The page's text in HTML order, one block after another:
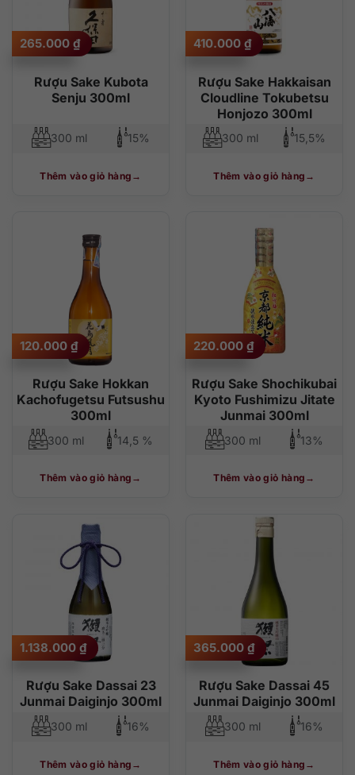
Rượu Sake Kubota
Senju 300ml
265.000 ₫
300 ml 15%
Thêm vào giỏ hàng
Rượu Sake Hakkaisan
Cloudline Tokubetsu
Honjozo 300ml
410.000 ₫
300 ml 15,5%
Thêm vào giỏ hàng
Rượu Sake Hokkan
Kachofugetsu Futsushu
300ml
120.000 ₫
300 ml 14,5 %
Thêm vào giỏ hàng
Rượu Sake Shochikubai
Kyoto Fushimizu Jitate
Junmai 300ml
220.000 ₫
300 ml 13%
Thêm vào giỏ hàng
Rượu Sake Dassai 23
Junmai Daiginjo 300ml
1.138.000 ₫
300 ml 16%
Thêm vào giỏ hàng
Rượu Sake Dassai 45
Junmai Daiginjo 300ml
365.000 ₫
300 ml 16%
Thêm vào giỏ hàng